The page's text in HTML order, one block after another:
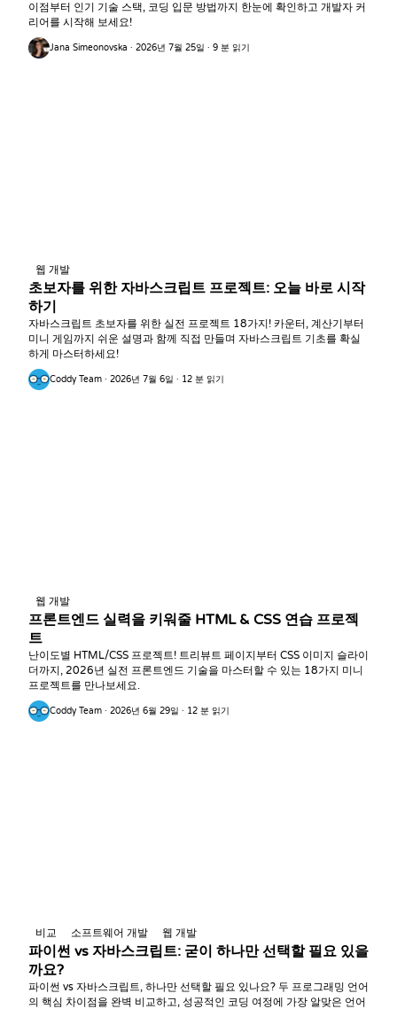
이점부터 인기 기술 스택, 코딩 입문 방법까지 한눈에 확인하고 개발자 커
리어를 시작해 보세요!
Jana Simeonovska · 2026년 7월 25일 · 9 분 읽기
웹 개발
초보자를 위한 자바스크립트 프로젝트: 오늘 바로 시작
하기
자바스크립트 초보자를 위한 실전 프로젝트 18가지! 카운터, 계산기부터
미니 게임까지 쉬운 설명과 함께 직접 만들며 자바스크립트 기초를 확실
하게 마스터하세요!
Coddy Team · 2026년 7월 6일 · 12 분 읽기
웹 개발
프론트엔드 실력을 키워줄 HTML & CSS 연습 프로젝
트
난이도별 HTML/CSS 프로젝트! 트리뷰트 페이지부터 CSS 이미지 슬라이
더까지, 2026년 실전 프론트엔드 기술을 마스터할 수 있는 18가지 미니
프로젝트를 만나보세요.
Coddy Team · 2026년 6월 29일 · 12 분 읽기
비교 소프트웨어 개발 웹 개발
파이썬 vs 자바스크립트: 굳이 하나만 선택할 필요 있을
까요?
파이썬 vs 자바스크립트, 하나만 선택할 필요 있나요? 두 프로그래밍 언어
의 핵심 차이점을 완벽 비교하고, 성공적인 코딩 여정에 가장 알맞은 언어